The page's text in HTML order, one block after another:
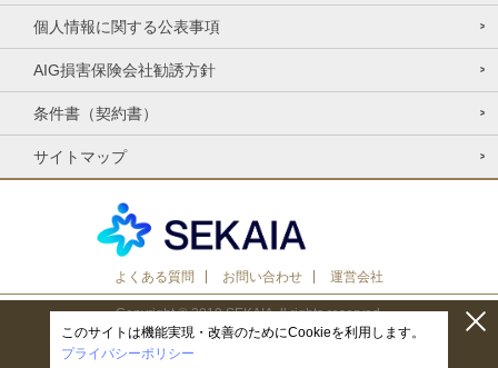
個人情報に関する公表事項
AIG損害保険会社勧誘方針
条件書（契約書）
サイトマップ
よくある質問 お問い合わせ 運営会社
Copyright © 2019 SEKAIA. ll rights reserved.
このサイトは機能実現・改善のためにCookieを利用します。
プライバシーポリシー